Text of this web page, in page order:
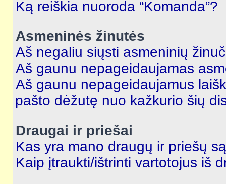
Ką reiškia nuoroda “Komanda”?
Asmeninės žinutės
Aš negaliu siųsti asmeninių
Aš gaunu nepageidaujamas
Aš gaunu nepageidaujamus
pašto dėžutę nuo kažkurio šių
Draugai ir priešai
Kas yra mano draugų ir priešų
Kaip įtraukti/ištrinti vartotojus iš